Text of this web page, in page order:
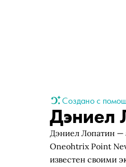
Создано с
Дэниел
Дэниел Лопатин —
Oneohtrix Point
известен своими